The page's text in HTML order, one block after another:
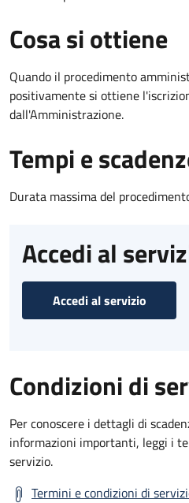
Cosa si ottiene
Quando il procedimento
positivamente si ottiene
dall'Amministrazione.
Tempi e
Durata massima del
Accedi al
Accedi al servizio
Condizioni di
Per conoscere i dettagli di
informazioni importanti, leggi i
servizio.
Termini e condizioni di